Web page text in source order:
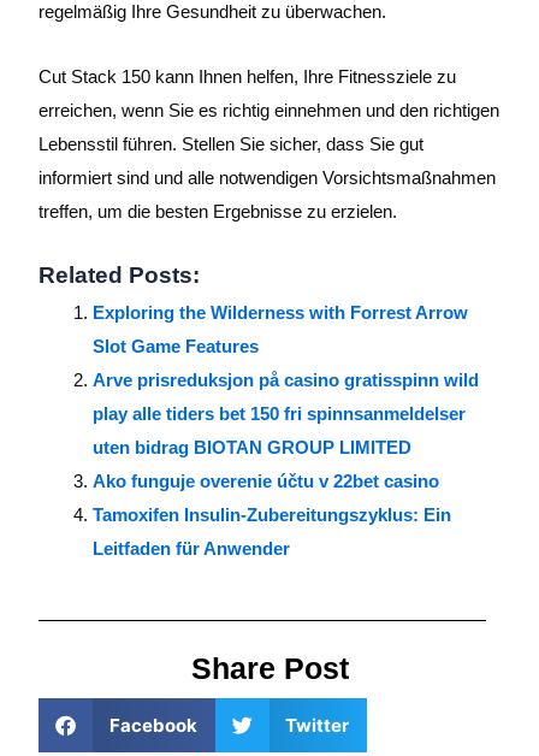
regelmäßig Ihre Gesundheit zu überwachen.
Cut Stack 150 kann Ihnen helfen, Ihre Fitnessziele zu
erreichen, wenn Sie es richtig einnehmen und den richtigen
Lebensstil führen. Stellen Sie sicher, dass Sie gut
informiert sind und alle notwendigen Vorsichtsmaßnahmen
treffen, um die besten Ergebnisse zu erzielen.
Related Posts:
Exploring the Wilderness with Forrest Arrow
Slot Game Features
Arve prisreduksjon på casino gratisspinn wild
play alle tiders bet 150 fri spinnsanmeldelser
uten bidrag BIOTAN GROUP LIMITED
Ako funguje overenie účtu v 22bet casino
Tamoxifen Insulin-Zubereitungszyklus: Ein
Leitfaden für Anwender
Share Post
Facebook Twitter